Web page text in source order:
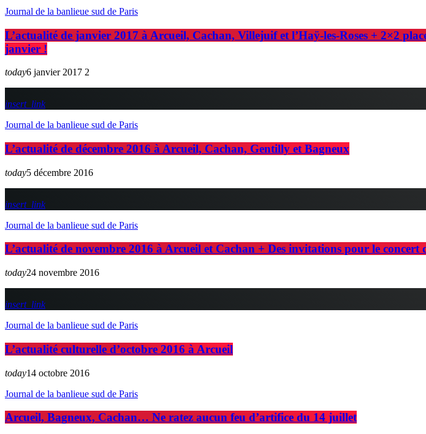
Journal de la banlieue sud de Paris
L’actualité de janvier 2017 à Arcueil, Cachan, Villejuif et l’Haÿ-les-Roses + 2×2
janvier !
today6 janvier 2017 2
insert_link
Journal de la banlieue sud de Paris
L’actualité de décembre 2016 à Arcueil, Cachan, Gentilly et Bagneux
today5 décembre 2016
insert_link
Journal de la banlieue sud de Paris
L’actualité de novembre 2016 à Arcueil et Cachan + Des invitations pour le concert
today24 novembre 2016
insert_link
Journal de la banlieue sud de Paris
L’actualité culturelle d’octobre 2016 à Arcueil
today14 octobre 2016
Journal de la banlieue sud de Paris
Arcueil, Bagneux, Cachan… Ne ratez aucun feu d’artifice du 14 juillet